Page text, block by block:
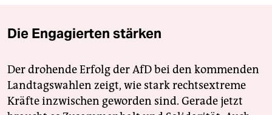
Die Engagierten stärken
Der drohende Erfolg der AfD bei den kommenden
Landtagswahlen zeigt, wie stark rechtsextreme
Kräfte inzwischen geworden sind. Gerade jetzt